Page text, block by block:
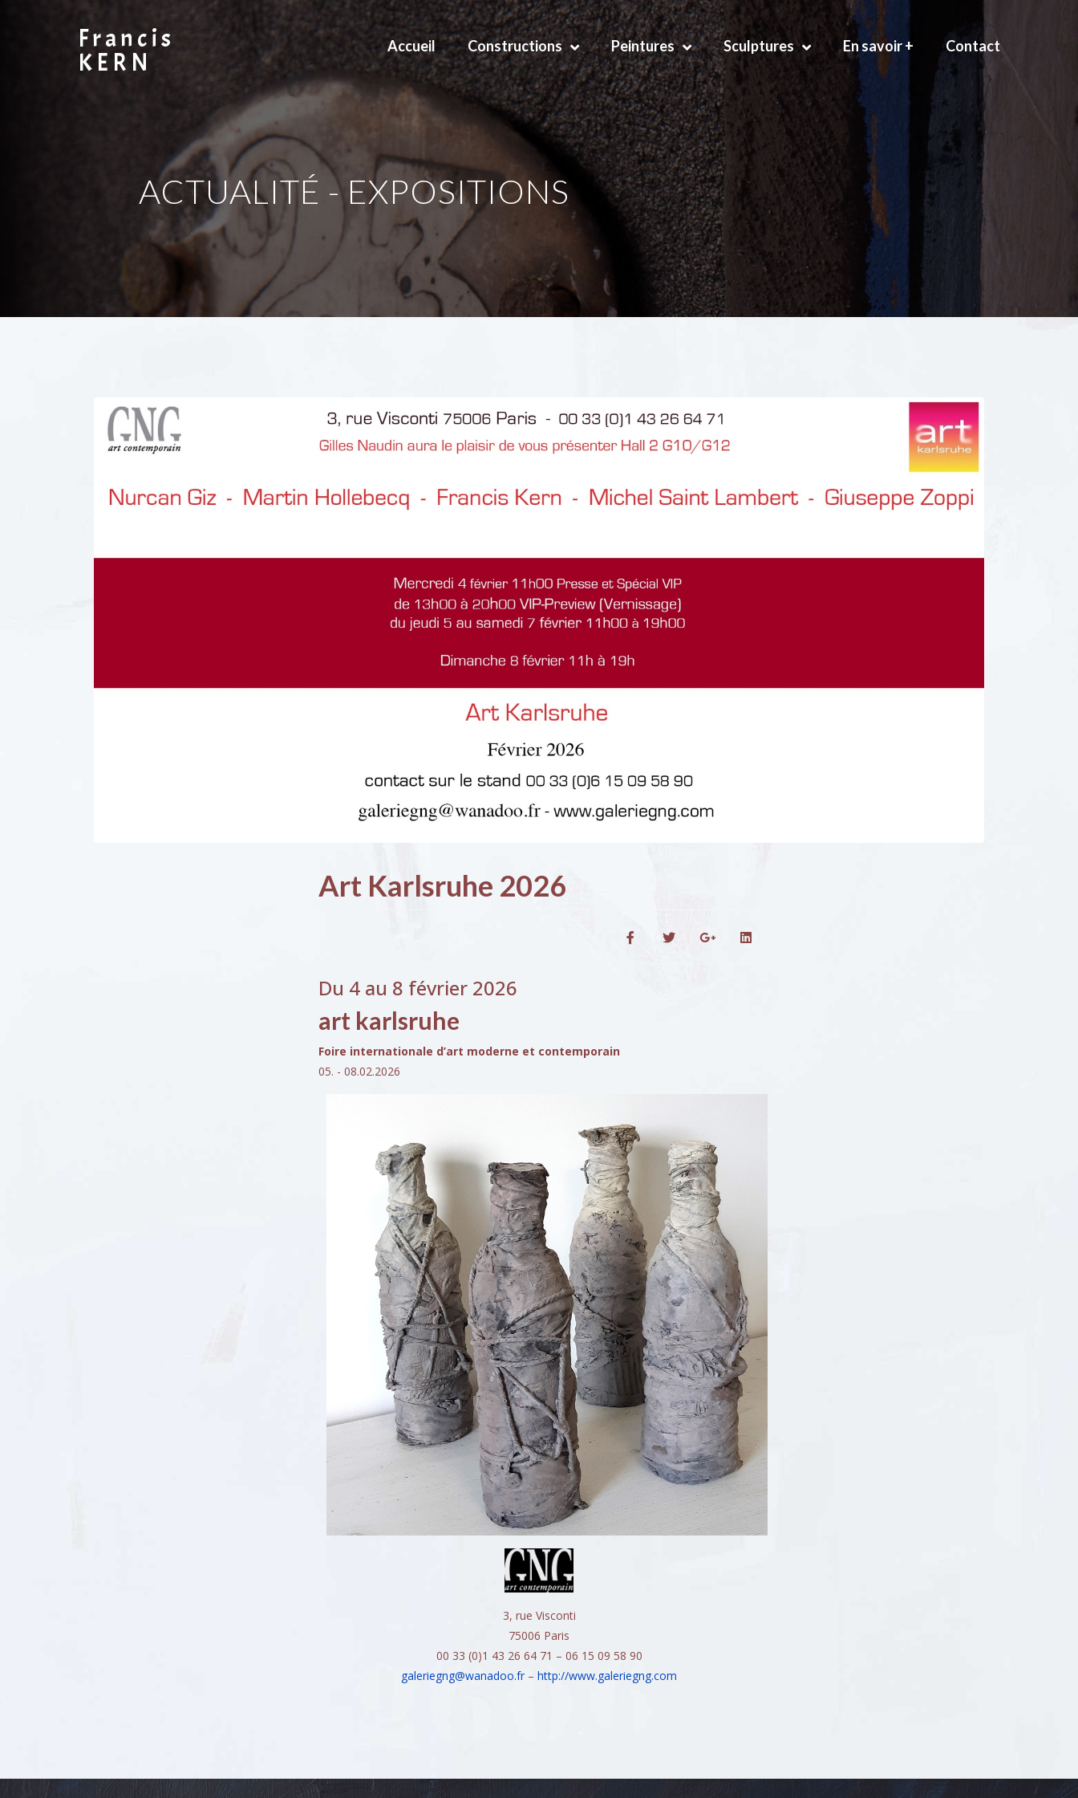
Francis
KERN
Accueil Constructions Peintures Sculptures En savoir + Contact
ACTUALITÉ - EXPOSITIONS
Art Karlsruhe 2026
Du 4 au 8 février 2026
art karlsruhe
Foire internationale d’art moderne et contemporain
05. - 08.02.2026
3, rue Visconti
75006 Paris
00 33 (0)1 43 26 64 71 – 06 15 09 58 90
galeriegng@wanadoo.fr – http://www.galeriegng.com